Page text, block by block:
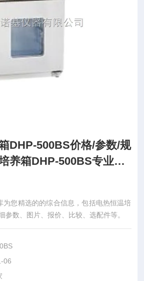
DHP-500BS价格/参数/规
养箱DHP-500BS专业制
为您精选的的综合信息，包括电热恒温培
参数、图片、报价、比较、选配件等。
06